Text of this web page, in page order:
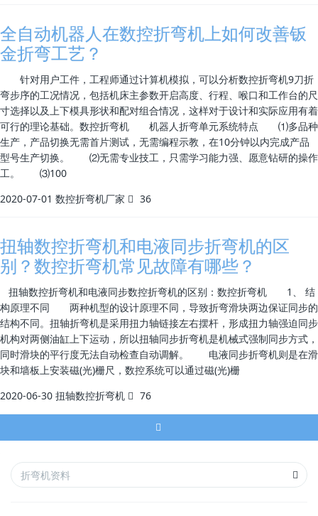
全自动机器人在数控折弯机上如何改善钣
金折弯工艺？
针对用户工件，工程师通过计算机模拟，可以分析数控折弯机9刀折
弯步序的工况情况，包括机床主参数开启高度、行程、喉口和工作台的尺
寸选择以及上下模具形状和配对组合情况，这样对于设计和实际应用有着
可行的理论基础。数控折弯机 机器人折弯单元系统特点 ⑴多品种
生产，产品切换无需首片测试，无需编程示教，在10分钟以内完成产品
型号生产切换。 ⑵无需专业技工，只需学习能力强、愿意钻研的操作
工。 ⑶100
2020-07-01 数控折弯机厂家 36
扭轴数控折弯机和电液同步折弯机的区
别？数控折弯机常见故障有哪些？
扭轴数控折弯机和电液同步数控折弯机的区别：数控折弯机 1、 结
构原理不同 两种机型的设计原理不同，导致折弯滑块两边保证同步的
结构不同。扭轴折弯机是采用扭力轴链接左右摆杆，形成扭力轴强迫同步
机构对两侧油缸上下运动，所以扭轴同步折弯机是机械式强制同步方式，
同时滑块的平行度无法自动检查自动调解。 电液同步折弯机则是在滑
块和墙板上安装磁(光)栅尺，数控系统可以通过磁(光)栅
2020-06-30 扭轴数控折弯机 76